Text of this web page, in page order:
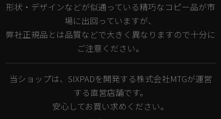
形状・デザインなどが似通っている精巧なコピー品が市
場に出回っていますが、
弊社正規品とは品質などで大きく異なりますので十分に
ご注意ください。
当ショップは、SIXPADを開発する株式会社MTGが運営
する直営店舗です。
安心してお買い求めください。